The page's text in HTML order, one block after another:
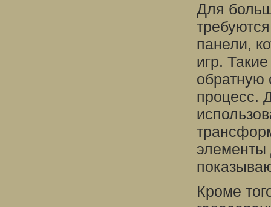
Для
панели,
игр.
обратную
процесс.
элементы
Кроме